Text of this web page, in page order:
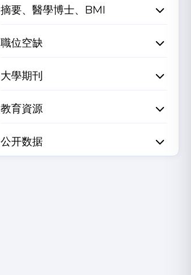
摘要、醫學博士、BMI
職位空缺
大學期刊
教育資源
公开数据